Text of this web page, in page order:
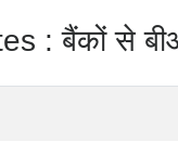
: बैंकों से